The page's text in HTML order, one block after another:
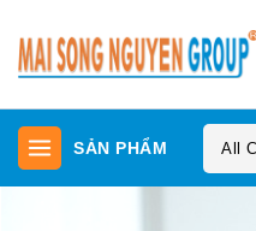
SẢN PHẨM